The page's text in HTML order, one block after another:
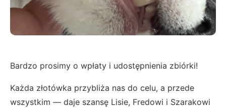
Bardzo prosimy o wpłaty i udostępnienia zbiórki!
Każda złotówka przybliża nas do celu, a przede
wszystkim — daje szansę Lisie, Fredowi i Szarakowi